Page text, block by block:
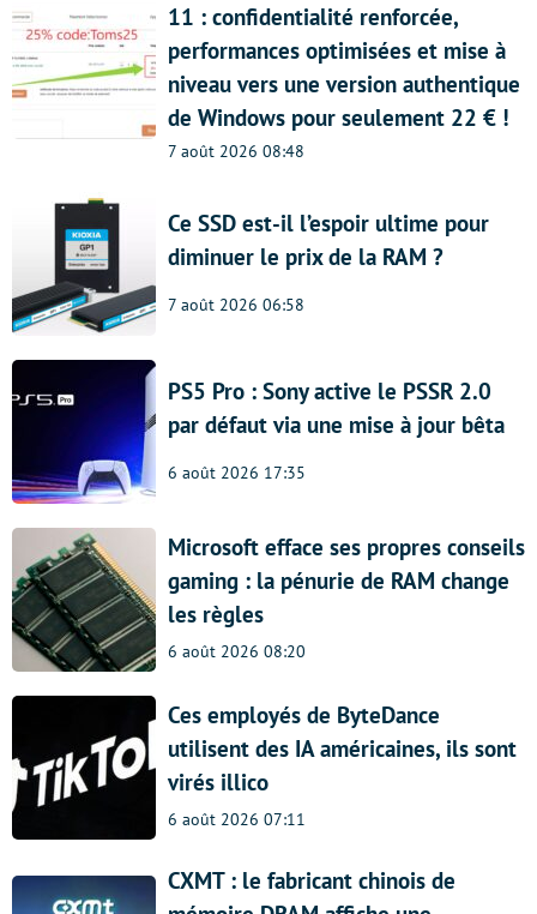
11 : confidentialité renforcée,
performances optimisées et mise à
niveau vers une version authentique
de Windows pour seulement 22 € !
7 août 2026 08:48
Ce SSD est-il l’espoir ultime pour
diminuer le prix de la RAM ?
7 août 2026 06:58
PS5 Pro : Sony active le PSSR 2.0
par défaut via une mise à jour bêta
6 août 2026 17:35
Microsoft efface ses propres conseils
gaming : la pénurie de RAM change
les règles
6 août 2026 08:20
Ces employés de ByteDance
utilisent des IA américaines, ils sont
virés illico
6 août 2026 07:11
CXMT : le fabricant chinois de